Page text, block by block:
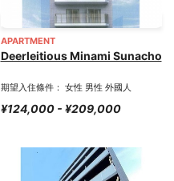
APARTMENT
Deerleitious Minami Sunacho
期望入住條件： 女性 男性 外國人
¥124,000 - ¥209,000